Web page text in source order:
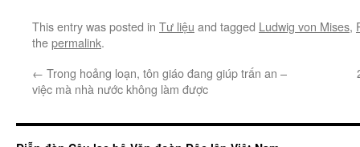
This entry was posted in Tư liệu and tagged Ludwig von Mises,
thepermalink.
← Trong hoảng loạn, tôn giáo đang giúp trấn an –
việc mà nhà nước không làm được